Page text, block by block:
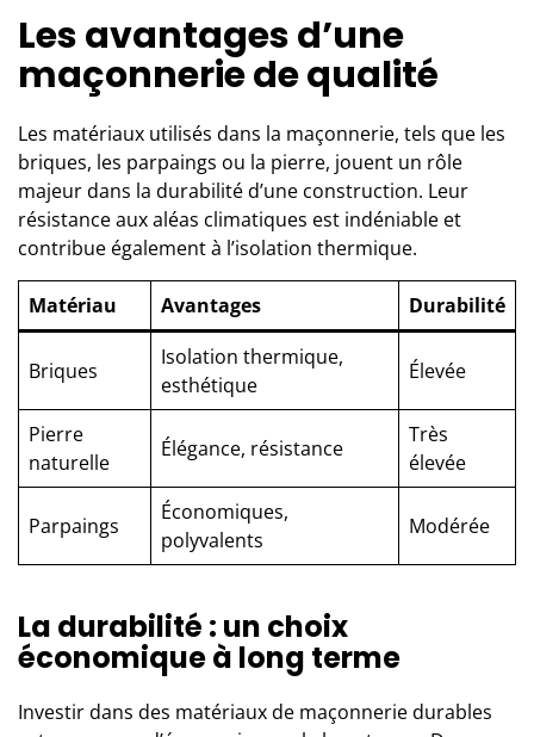
Les avantages d’une
maçonnerie de qualité
Les matériaux utilisés dans la maçonnerie, tels que les
briques, les parpaings ou la pierre, jouent un rôle
majeur dans la durabilité d’une construction. Leur
résistance aux aléas climatiques est indéniable et
contribue également à l’isolation thermique.
Matériau Avantages Durabilité
Briques
Isolation thermique,
esthétique
Élevée
Pierre
naturelle
Élégance, résistance
Très
élevée
Parpaings
Économiques,
polyvalents
Modérée
La durabilité : un choix
économique à long terme
Investir dans des matériaux de maçonnerie durables